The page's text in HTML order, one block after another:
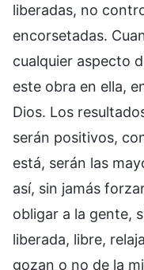
liberadas, no
encorsetadas.
cualquier aspecto
este obra en ella,
Dios. Los
serán positivos,
está, serán las
así, sin jamás
obligar a la gente,
liberada, libre,
gozan o no de la